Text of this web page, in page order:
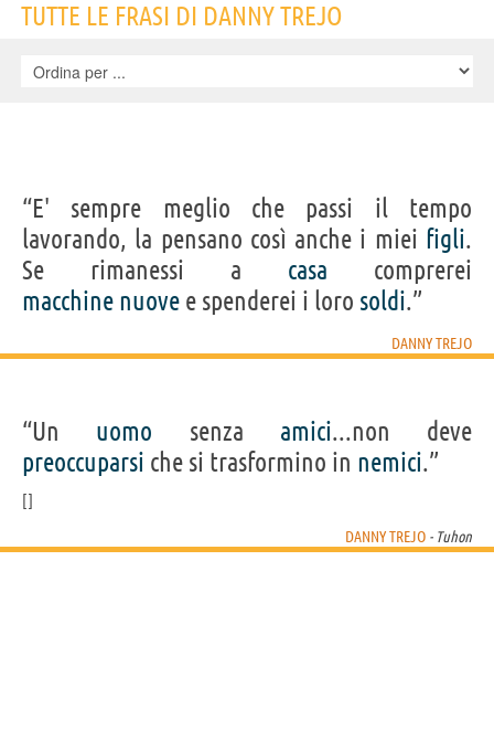
IDENTIKIT E DATI ANAGRAFICI
Daniel
Cognome Trejo
Pseudonimo Danny Trejo
Nato 16 maggio 1944
Sesso maschile
Nazionalità statunitense
NCIS: Los
Angeles
TUTTE LE FRASI DI DANNY TREJO
“E' sempre meglio che passi il tempo
lavorando, la pensano così anche i miei figli.
Se rimanessi a casa comprerei
macchine nuove e spenderei i loro soldi.”
DANNY TREJO
“Un uomo senza amici...non deve
preoccuparsi che si trasformino in nemici.”
DANNY TREJO - Tuhon